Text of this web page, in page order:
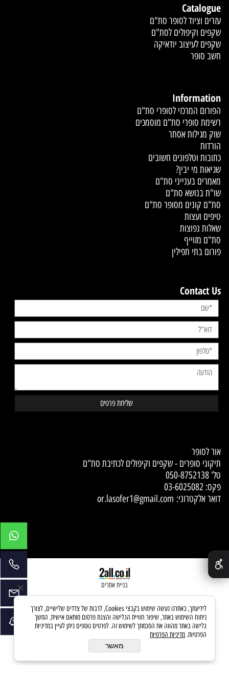
Catalogue
עזרים וציוד לסופר סת"ם
שקפים וקיפולים לסת"ם
שקפים לעיצוב יודאיקה
חשב סופר
Information
הפורום המרכזי לסופרי סת"ם
רשימת סופרי סת"ם מוסמכים
שוק מגילות אסתר
הורדות
כתובות וטלפונים חשובים
שגיאות מי יבין?
מאמרים בענייני סת"ם
שו"ת בנושא סת"ם
סת"ם קונים מסופר סת"ם
טיפים ועצות
שאלות נפוצות
סת"ם מזוייף
פורום בתי תפילין
Contact Us
אור לסופר
תיקוני סופרים - שקפים וקיפולים לכתיבת סת"ם
טל' 050-8752138
פקס: 03-6025082
דואר אלקטרוני: or.lasofer1@gmail.com
בניית אתרים
לידיעתך, באתרנו נעשה שימוש בקבצי Cookies, לרבות של צדדים שלישיים, לצורך
ניתוח השימוש באתר, שיפור חוויית הגלישה והצגת פרסום מותאם אישית. המשך
גלישה באתר מהווה את הסכמתך לשימוש זה. לפרטים נוספים ניתן לעיין במדיניות
הפרטיות. מדיניות הפרטיות
מאשר